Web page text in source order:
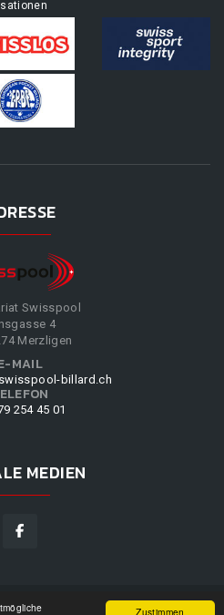
Zustimmen
Swisspool
4
Merzligen
MAIL
billard.ch
254 45 01
MEDIEN
DESIGN BY UNSERE